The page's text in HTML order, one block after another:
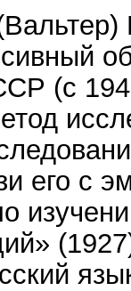
(с
его с